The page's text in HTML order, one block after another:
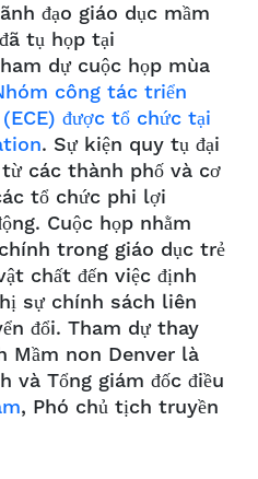
đạo giáo dục mầm
tụ họp tại
dự cuộc họp mùa
công tác triển
được tổ chức tại
. Sự kiện quy tụ đại
các thành phố và cơ
tổ chức phi lợi
Cuộc họp nhằm
trong giáo dục trẻ
chất đến việc định
sự chính sách liên
đổi. Tham dự thay
Mầm non Denver là
và Tổng giám đốc điều
, Phó chủ tịch truyền